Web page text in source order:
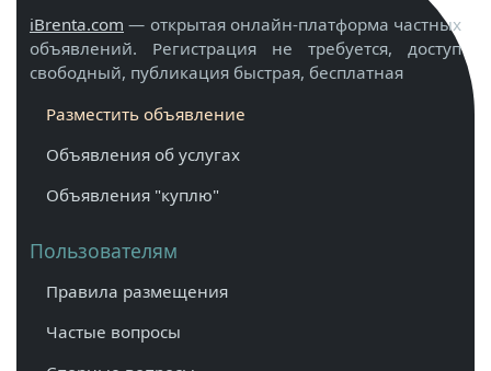
iBrenta.com — открытая онлайн-платформа частных
объявлений. Регистрация не требуется, доступ
свободный, публикация быстрая, бесплатная
Разместить объявление
Объявления об услугах
Объявления "куплю"
Пользователям
Правила размещения
Частые вопросы